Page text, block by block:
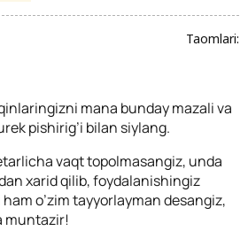
Taomlari:
mana bunday mazali va
pishirig’i bilan siylang.
vaqt topolmasangiz, unda
xarid qilib, foydalanishingiz
o’zim tayyorlayman desangiz,
muntazir!